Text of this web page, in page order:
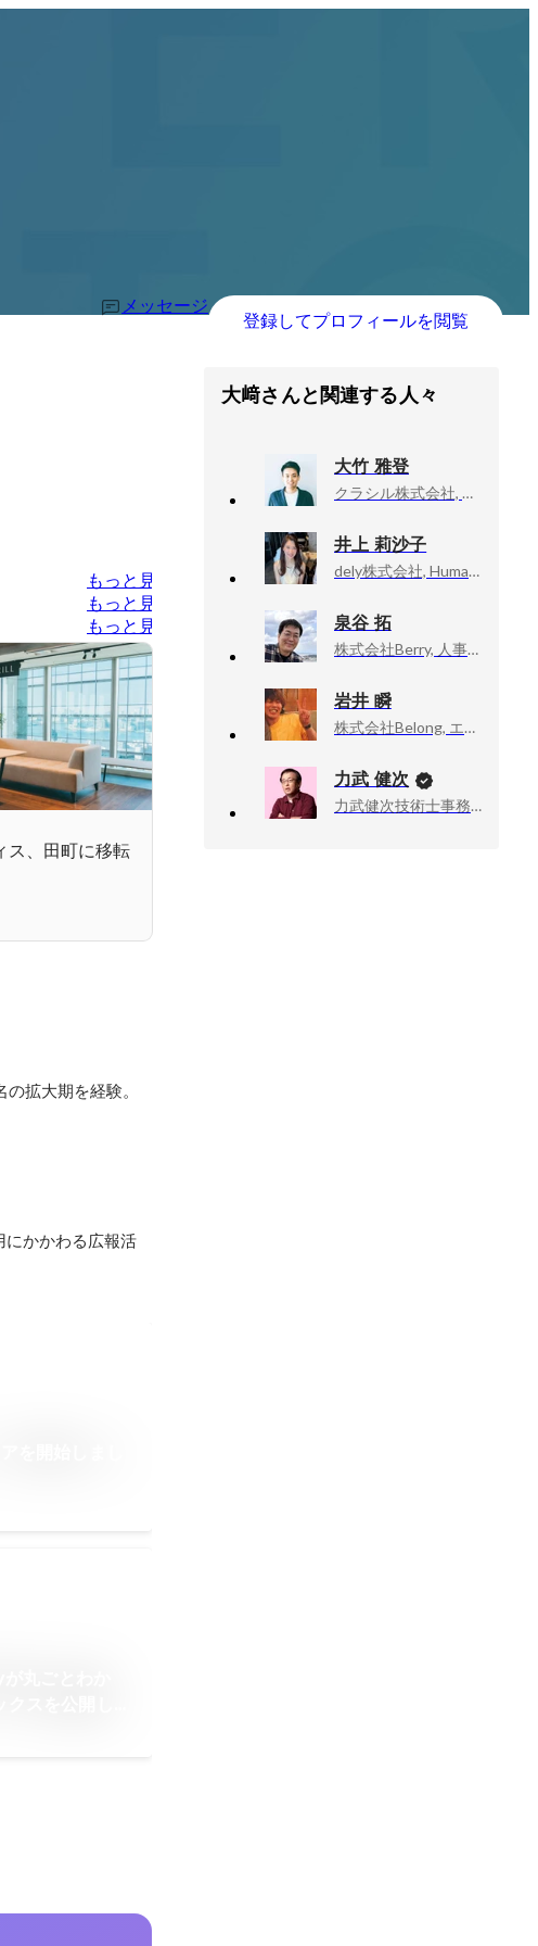
メッセージ
登録してプロフィールを閲覧
もっと見る
もっと見る
もっと見る
ス、田町に移転
拡大期を経験。
にかかわる広報活
大﨑さんと関連する人々
大竹 雅登
クラシル株式会社, CTO
井上 莉沙子
dely株式会社, Human Resource Dept.Labor Management Section
泉谷 拓
株式会社Berry, 人事総務部 部長
岩井 瞬
株式会社Belong, エンジニア
力武 健次
力武健次技術士事務所, 所長